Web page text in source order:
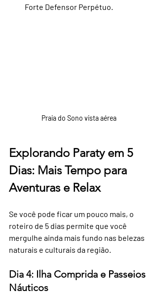
Forte Defensor Perpétuo.
Praia do Sono vista aérea
Explorando Paraty em 5
Dias: Mais Tempo para
Aventuras e Relax
Se você pode ficar um pouco mais, o
roteiro de 5 dias permite que você
mergulhe ainda mais fundo nas belezas
naturais e culturais da região.
Dia 4: Ilha Comprida e Passeios
Náuticos